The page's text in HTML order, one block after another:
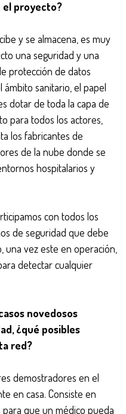
el proyecto?
y se almacena, es muy
una seguridad y una
protección de datos
sanitario, el papel
dotar de toda la capa de
para todos los actores,
los fabricantes de
de la nube donde se
hospitalarios y
con todos los
de seguridad que debe
vez este en operación,
detectar cualquier
novedosos
¿qué posibles
red?
demostradores en el
en casa. Consiste en
que un médico pueda